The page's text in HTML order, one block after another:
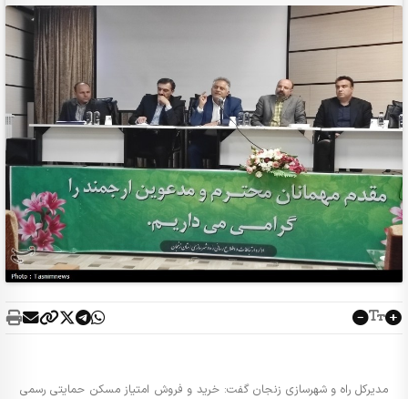
مدیرکل راه و شهرسازی زنجان گفت: خرید و فروش امتیاز مسکن حمایتی رسمی